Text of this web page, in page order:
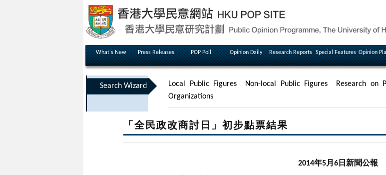
What's New Press Releases POP Poll Opinion Daily Research Reports Special Features Opinion
Search Wizard Local Public Figures Non-local Public Figures Research on
Organizations
「全民政改商討日」初步點票結果
2014年5月6日新聞公報